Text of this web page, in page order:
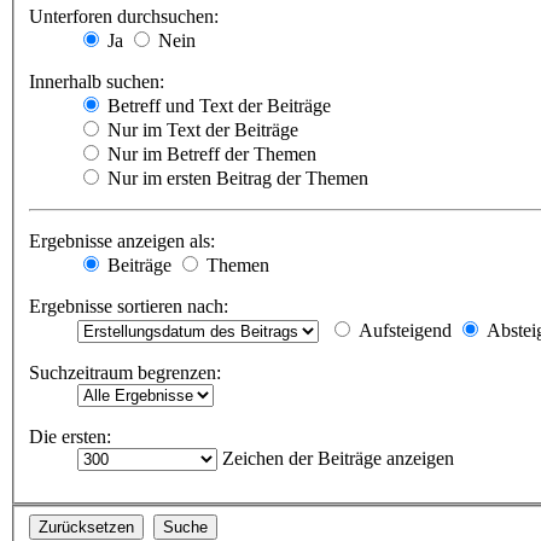
Unterforen durchsuchen:
Ja
Nein
Innerhalb suchen:
Betreff und Text der Beiträge
Nur im Text der Beiträge
Nur im Betreff der Themen
Nur im ersten Beitrag der Themen
Ergebnisse anzeigen als:
Beiträge
Themen
Ergebnisse sortieren nach:
Aufsteigend
Suchzeitraum begrenzen:
Die ersten:
Zeichen der Beiträge anzeigen